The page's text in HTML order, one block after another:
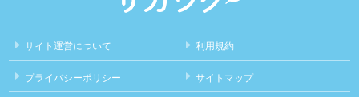
サイト運営について 利用規約
プライバシーポリシー サイトマップ